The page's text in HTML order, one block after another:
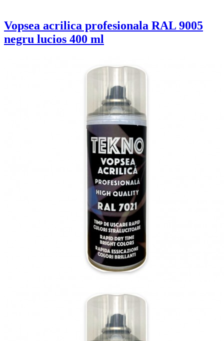
Vopsea acrilica profesionala RAL 9005
negru lucios 400 ml